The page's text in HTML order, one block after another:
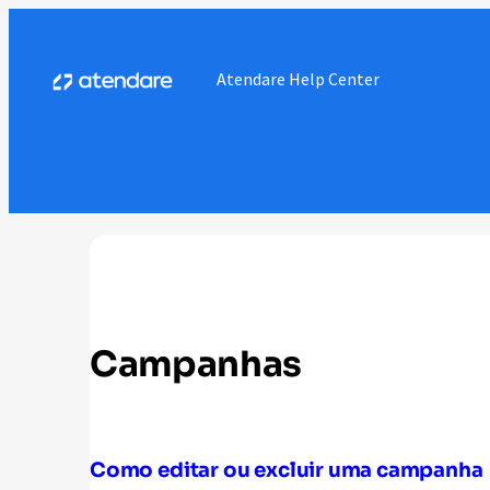
Atendare Help Center
Campanhas
Como editar ou excluir uma campanha